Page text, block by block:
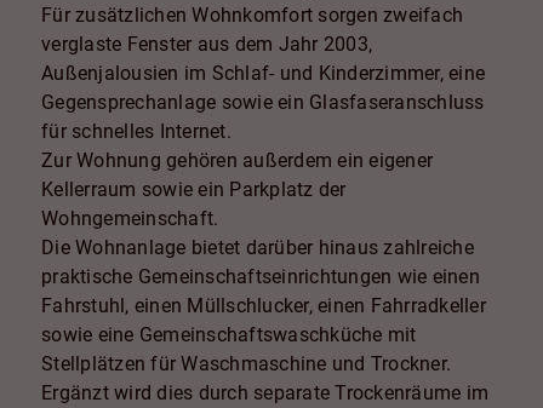
Für zusätzlichen Wohnkomfort sorgen zweifach
verglaste Fenster aus dem Jahr 2003,
Außenjalousien im Schlaf- und Kinderzimmer, eine
Gegensprechanlage sowie ein Glasfaseranschluss
für schnelles Internet.
Zur Wohnung gehören außerdem ein eigener
Kellerraum sowie ein Parkplatz der
Wohngemeinschaft.
Die Wohnanlage bietet darüber hinaus zahlreiche
praktische Gemeinschaftseinrichtungen wie einen
Fahrstuhl, einen Müllschlucker, einen Fahrradkeller
sowie eine Gemeinschaftswaschküche mit
Stellplätzen für Waschmaschine und Trockner.
Ergänzt wird dies durch separate Trockenräume im